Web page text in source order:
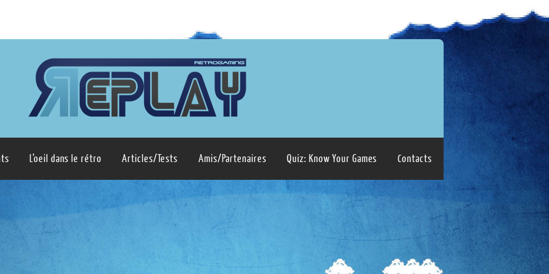
L’oeil dans le rétro Articles/Tests Amis/Partenaires Quiz: Know Your Games Contacts